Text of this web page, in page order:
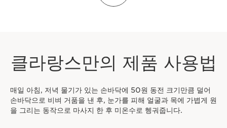
클라랑스만의 제품 사용법
매일 아침, 저녁 물기가 있는 손바닥에 50원 동전 크기만큼 덜어
손바닥으로 비벼 거품을 낸 후, 눈가를 피해 얼굴과 목에 가볍게 원
을 그리는 동작으로 마사지 한 후 미온수로 헹궈줍니다.